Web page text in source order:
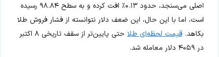
اصلی می‌سنجد، حدود ۰.۱۳٪ افت کرده و به سطح ۹۸.۸۴ رسیده
است، اما با این حال، این ضعف دلار نتوانسته از فشار فروش طلا
بکاهد. قیمت لحظه‌ای طلا
حتی پایین‌تر از سقف تاریخی ۸ اکتبر
در ۴۰۵۹ دلار معامله شد.